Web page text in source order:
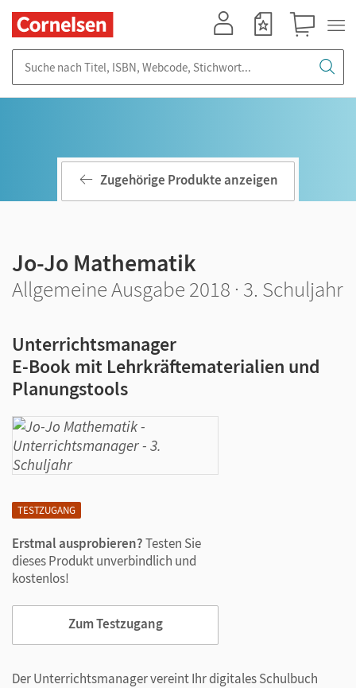
TESTZUGANG
Erstmal ausprobieren?Testen Sie
dieses Produkt unverbindlich und
kostenlos!
Zum Testzugang
Zugehörige Produkte anzeigen
Jo-Jo Mathematik
Allgemeine Ausgabe 2018 · 3. Schuljahr
Unterrichtsmanager
E-Book mit Lehrkräftematerialien und
Planungstools
Der Unterrichtsmanager vereint Ihr digitales Schulbuch